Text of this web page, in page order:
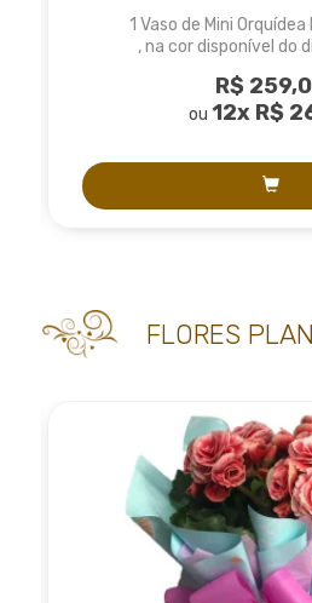
1 Vaso de Mini
, na cor disponível do
dependendo da
embalagem com 3
R$
ou 12x R$
FLORES